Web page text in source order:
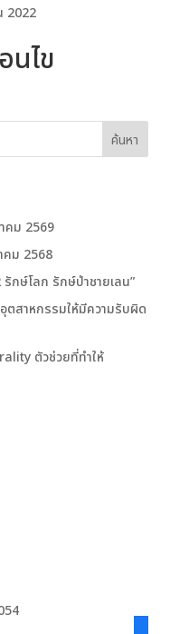
2022
นไข
ค้นหา
คม 2569
คม 2568
รักษ์โลก รักษ์ป่าชายเลน”
อุตสาหกรรมให้มีความรับผิด
ตัวช่วยที่ทำให้